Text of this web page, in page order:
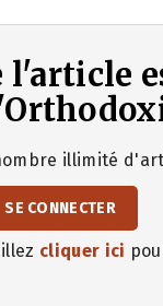
l'article
illimité
SE CONNECTER
cliquer ici